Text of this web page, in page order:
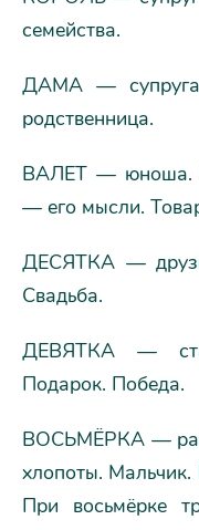
семейства.
ДАМА —
родственница.
ВАЛЕТ — юноша.
— его мысли.
ДЕСЯТКА —
Свадьба.
ДЕВЯТКА —
Подарок. Победа.
ВОСЬМЁРКА —
хлопоты.
При восьмёрке